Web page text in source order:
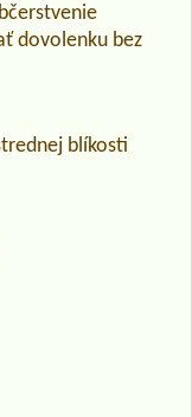
dovolenku bez
blíkosti